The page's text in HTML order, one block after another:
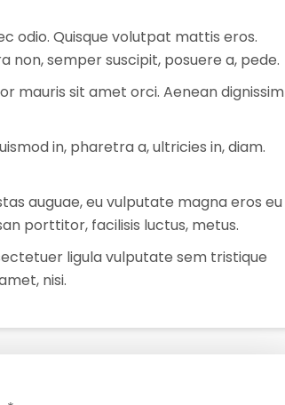
odio. Quisque volutpat mattis eros.
non, semper suscipit, posuere a, pede.
mauris sit amet orci. Aenean dignissim
in, pharetra a, ultricies in, diam.
auguae, eu vulputate magna eros eu
porttitor, facilisis luctus, metus.
ligula vulputate sem tristique
nisi.